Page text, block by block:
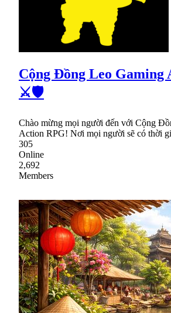
Cộng Đồng Leo Gaming
⚔🛡
Chào mừng mọi người đến với Cộng
Action RPG! Nơi mọi người sẽ có thời
305
Online
2,692
Members